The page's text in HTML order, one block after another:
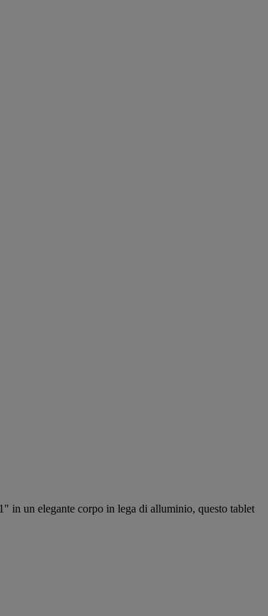
in un elegante corpo in lega di alluminio, questo tablet